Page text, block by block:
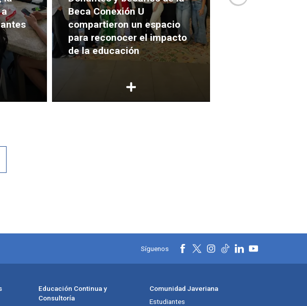
Beca Conexión U
compartieron un espacio
para reconocer el impacto
de la educación
Síguenos
Educación Continua y
Consultoría
Comunidad Javeriana
Estudiantes